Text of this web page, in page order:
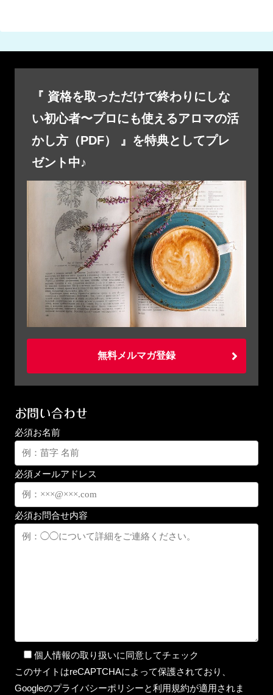
『 資格を取っただけで終わりにしな
い初心者〜プロにも使えるアロマの活
かし方（PDF） 』を特典としてプレ
ゼント中♪
無料メルマガ登録
お問い合わせ
必須お名前
必須 メールアドレス
必須お問合せ内容
個人情報の取り扱いに同意してチェック
このサイトはreCAPTCHAによって保護されており、
Googleのプライバシーポリシーと利用規約が適用されま